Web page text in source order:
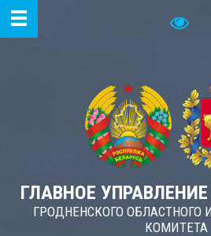
ГЛАВНОЕ
ГРОДНЕНСКОГО ОБЛАСТНОГО
КОМИТЕТА